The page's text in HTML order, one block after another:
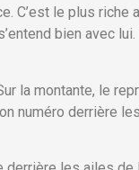
C’est le plus
bien avec
la montante, le
numéro derrière